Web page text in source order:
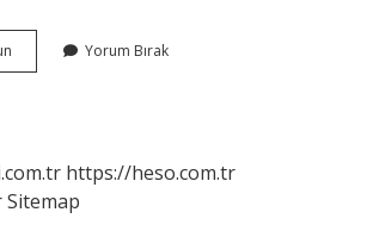
Telefonda
Konuşurken
Nelerdir
Yorum Bırak
https://heso.com.tr
Sitemap